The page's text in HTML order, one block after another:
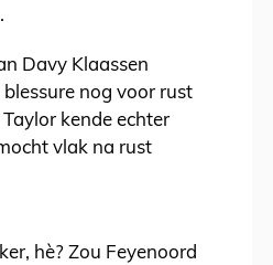
Davy Klaassen
nog voor rust
kende echter
vlak na rust
hè? Zou Feyenoord